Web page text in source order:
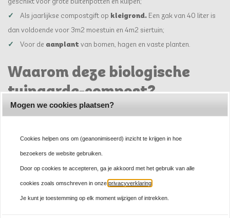
Als jaarlijkse compostgift op kleigrond. Een zak van 40 liter is
dan voldoende voor 3m2 moestuin en 4m2 siertuin;
Voor de aanplant van bomen, hagen en vaste planten.
Waarom deze biologische
tuinaarde-compost?
Waarom is deze tuinaarde anders dan andere soorten tuinaarde?
dat als je borders, plantbedden, bakken of plantgaten wilt opvullen of
ophogen, je hiervoor een hoogwaardige grond moet gebruiken. Doe je
dit met een product (producten met als basis tuinturf, GFT compost
of tweedehands potgrond) die niet gelijk een mooie toevoeging is in je
tuin, dan ga je naar ons idee een stap terug. Tuinaarde puur op basis
Mogen we cookies plaatsen?
Cookies helpen ons om (geanonimiseerd) inzicht te krijgen in hoe
bezoekers de website gebruiken.
Door op cookies te accepteren, ga je akkoord met het gebruik van alle
cookies zoals omschreven in onzeprivacyverklaring
Je kunt je toestemming op elk moment wijzigen of intrekken.